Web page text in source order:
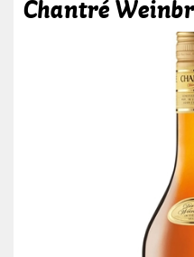
Chantré